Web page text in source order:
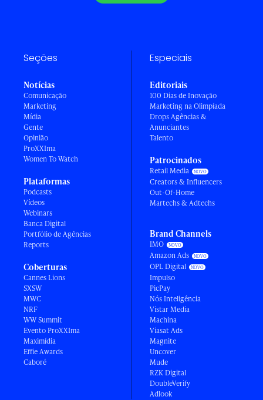
Seções
Notícias
Comunicação
Marketing
Mídia
Gente
Opinião
ProXXIma
Women To Watch
Plataformas
Podcasts
Vídeos
Webinars
Banca Digital
Portfólio de Agências
Reports
Coberturas
Cannes Lions
SXSW
MWC
NRF
WW Summit
Evento ProXXIma
Maximídia
Effie Awards
Caboré
Especiais
Editoriais
100 Dias de Inovação
Marketing na Olimpíada
Drops Agências &
Anunciantes
Talento
Patrocinados
Retail Media
Creators & Influencers
Out-Of-Home
Martechs & Adtechs
Brand Channels
IMO
Amazon Ads
OPL Digital
Impulso
PicPay
Nós Inteligência
Vistar Media
Machina
Viasat Ads
Magnite
Uncover
Mude
RZK Digital
DoubleVerify
Adlook